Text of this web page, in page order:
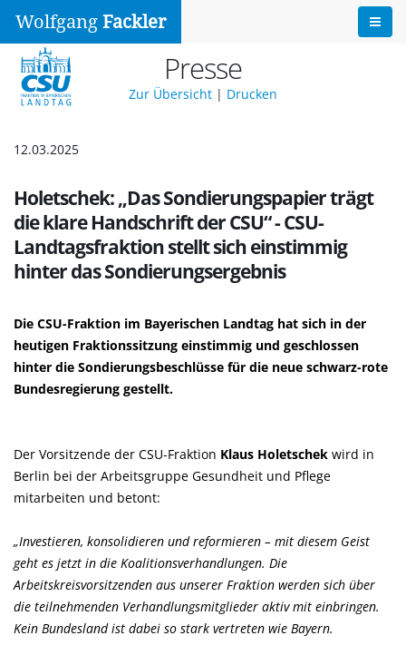
Wolfgang Fackler
Presse
Zur Übersicht | Drucken
12.03.2025
Holetschek: „Das Sondierungspapier trägt
die klare Handschrift der CSU“ - CSU-
Landtagsfraktion stellt sich einstimmig
hinter das Sondierungsergebnis
Die CSU-Fraktion im Bayerischen Landtag hat sich in der
heutigen Fraktionssitzung einstimmig und geschlossen
hinter die Sondierungsbeschlüsse für die neue schwarz-rote
Bundesregierung gestellt.
Der Vorsitzende der CSU-Fraktion Klaus Holetschek wird in
Berlin bei der Arbeitsgruppe Gesundheit und Pflege
mitarbeiten und betont:
Investieren, konsolidieren und reformieren – mit diesem Geist
geht es jetzt in die Koalitionsverhandlungen. Die
Arbeitskreisvorsitzenden aus unserer Fraktion werden sich über
die teilnehmenden Verhandlungsmitglieder aktiv mit einbringen.
Kein Bundesland ist dabei so stark vertreten wie Bayern.